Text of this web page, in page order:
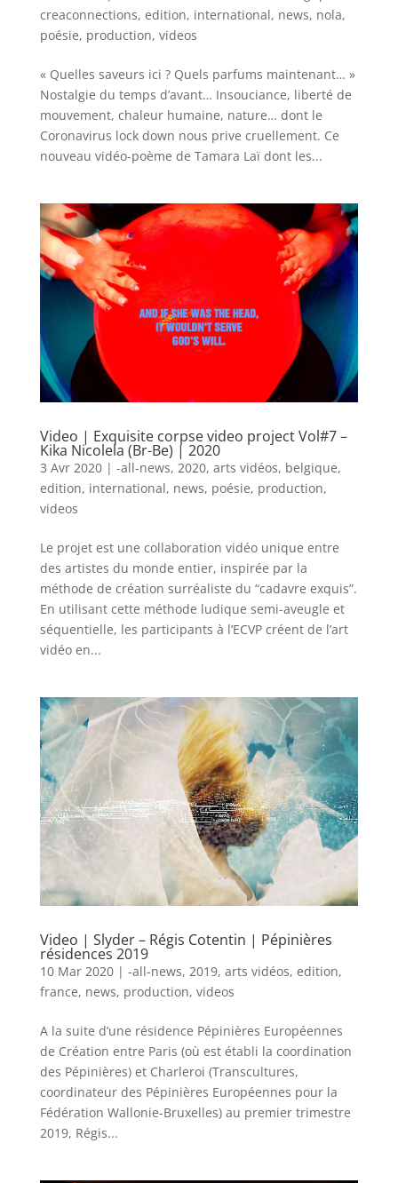
creaconnections, edition, international, news, nola,
poésie, production, videos
« Quelles saveurs ici ? Quels parfums maintenant… »
Nostalgie du temps d’avant… Insouciance, liberté de
mouvement, chaleur humaine, nature… dont le
Coronavirus lock down nous prive cruellement. Ce
nouveau vidéo-poème de Tamara Laï dont les...
Video | Exquisite corpse video project Vol#7 –
Kika Nicolela (Br-Be) | 2020
3 Avr 2020| -all-news, 2020, arts vidéos, belgique,
edition, international, news, poésie, production,
videos
Le projet est une collaboration vidéo unique entre
des artistes du monde entier, inspirée par la
méthode de création surréaliste du “cadavre exquis”.
En utilisant cette méthode ludique semi-aveugle et
séquentielle, les participants à l’ECVP créent de l’art
vidéo en...
Video | Slyder – Régis Cotentin | Pépinières
résidences 2019
10 Mar 2020| -all-news, 2019, arts vidéos, edition,
france, news, production, videos
A la suite d’une résidence Pépinières Européennes
de Création entre Paris (où est établi la coordination
des Pépinières) et Charleroi (Transcultures,
coordinateur des Pépinières Européennes pour la
Fédération Wallonie-Bruxelles) au premier trimestre
2019, Régis...